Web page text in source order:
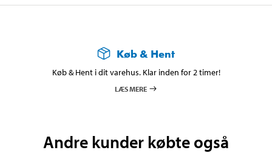
Køb & Hent
Køb & Hent i dit varehus. Klar inden for 2 timer!
LÆS MERE
Andre kunder købte også